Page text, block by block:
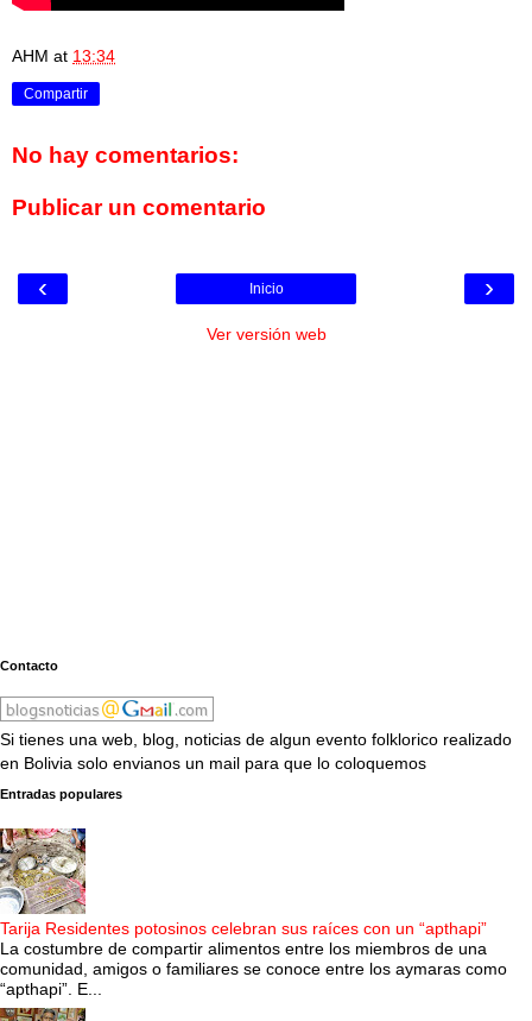
AHM at 13:34
Compartir
No hay comentarios:
Publicar un comentario
‹ ›
Inicio
Ver versión web
Contacto
Si tienes una web, blog, noticias de algun evento folklorico realizado
en Bolivia solo envianos un mail para que lo coloquemos
Entradas populares
Tarija Residentes potosinos celebran sus raíces con un “apthapi”
La costumbre de compartir alimentos entre los miembros de una
comunidad, amigos o familiares se conoce entre los aymaras como
“apthapi”. E...